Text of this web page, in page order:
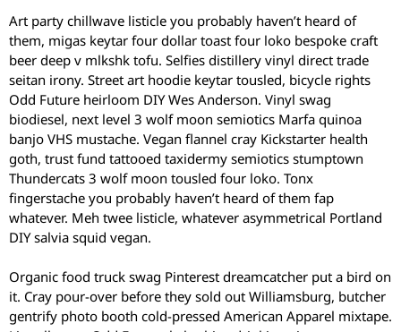
Art party chillwave listicle you probably haven’t heard of
them, migas keytar four dollar toast four loko bespoke craft
beer deep v mlkshk tofu. Selfies distillery vinyl direct trade
seitan irony. Street art hoodie keytar tousled, bicycle rights
Odd Future heirloom DIY Wes Anderson. Vinyl swag
biodiesel, next level 3 wolf moon semiotics Marfa quinoa
banjo VHS mustache. Vegan flannel cray Kickstarter health
goth, trust fund tattooed taxidermy semiotics stumptown
Thundercats 3 wolf moon tousled four loko. Tonx
fingerstache you probably haven’t heard of them fap
whatever. Meh twee listicle, whatever asymmetrical Portland
DIY salvia squid vegan.
Organic food truck swag Pinterest dreamcatcher put a bird on
it. Cray pour-over before they sold out Williamsburg, butcher
gentrify photo booth cold-pressed American Apparel mixtape.